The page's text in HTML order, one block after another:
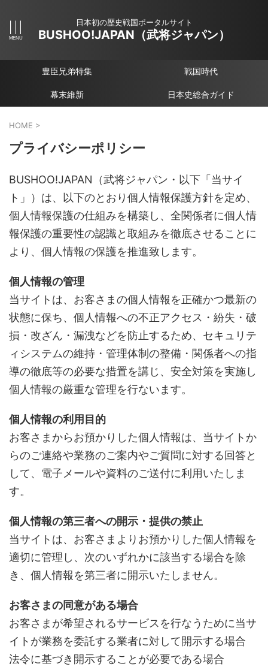
日本初の歴史戦国ポータルサイト
BUSHOO!JAPAN（武将ジャパン）
豊臣兄弟特集 戦国時代
幕末維新 日本史総合ガイド
HOME >
プライバシーポリシー
BUSHOO!JAPAN（武将ジャパン・以下「当サイ
ト」）は、以下のとおり個人情報保護方針を定め、
個人情報保護の仕組みを構築し、全関係者に個人情
報保護の重要性の認識と取組みを徹底させることに
より、個人情報の保護を推進致します。
個人情報の管理
当サイトは、お客さまの個人情報を正確かつ最新の
状態に保ち、個人情報への不正アクセス・紛失・破
損・改ざん・漏洩などを防止するため、セキュリテ
ィシステムの維持・管理体制の整備・関係者への指
導の徹底等の必要な措置を講じ、安全対策を実施し
個人情報の厳重な管理を行ないます。
個人情報の利用目的
お客さまからお預かりした個人情報は、当サイトか
らのご連絡や業務のご案内やご質問に対する回答と
して、電子メールや資料のご送付に利用いたしま
す。
個人情報の第三者への開示・提供の禁止
当サイトは、お客さまよりお預かりした個人情報を
適切に管理し、次のいずれかに該当する場合を除
き、個人情報を第三者に開示いたしません。
お客さまの同意がある場合
お客さまが希望されるサービスを行なうために当サ
イトが業務を委託する業者に対して開示する場合
法令に基づき開示することが必要である場合